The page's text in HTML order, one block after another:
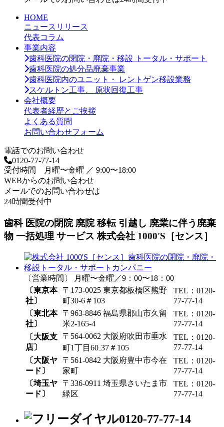
HOME
ニュースリリース
代表コラム
事業内容
歯科医院の閉院・廃院・移設 トータル・サポート
歯科医院の処分品廃棄事業
歯科医院内のユニット・ レントゲン移設業務
スケルトン工事、 原状回復工事
会社概要
代表者経歴とご挨拶
よくある質問
お問い合わせフォーム
電話でのお問い合わせ
0120-77-77-14
受付時間 月曜〜金曜 ／ 9:00〜18:00
WEBからのお問い合わせ
メールでのお問い合わせは
24時間受付中
歯科 医院の閉院 廃院 移転 引越し 廃業に伴う廃棄
物 一括処理 サービス 株式会社 1000'S［センス］
〔営業時間〕 月曜〜金曜／9：00〜18：00
〔東京本
社〕
〒173-0025 東京都板橋区熊野
町30-6＃103
TEL：0120-
77-77-14
〔東北本
社〕
〒963-8846 福島県郡山市久留
米2-165-4
TEL：0120-
77-77-14
〔大阪支
店〕
〒564-0062 大阪府吹田市垂水
町1丁目60₋37＃105
TEL：0120-
77-77-14
〔大阪ヤ
ード〕
〒561-0842 大阪府豊中市今在
家町
TEL：0120-
77-77-14
〔埼玉ヤ
ード〕
〒336-0911 埼玉県さいたま市
緑区
TEL：0120-
77-77-14
0120-77-77-14